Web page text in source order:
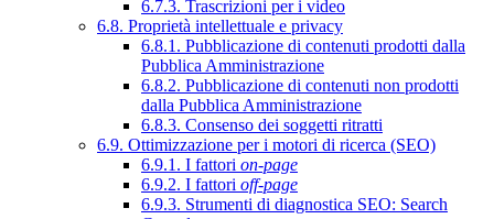
6.7.3. Trascrizioni per i video
6.8. Proprietà intellettuale e privacy
6.8.1. Pubblicazione di contenuti prodotti dalla
Pubblica Amministrazione
6.8.2. Pubblicazione di contenuti non prodotti
dalla Pubblica Amministrazione
6.8.3. Consenso dei soggetti ritratti
6.9. Ottimizzazione per i motori di ricerca (SEO)
6.9.1. I fattori on-page
6.9.2. I fattori off-page
6.9.3. Strumenti di diagnostica SEO: Search